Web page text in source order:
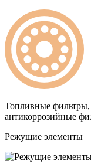
Топливные
антикоррозийные
Режущие элементы